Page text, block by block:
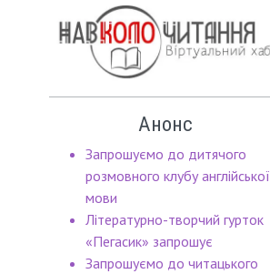
Анонс
Запрошуємо до дитячого
розмовного клубу англійської
мови
Літературно-творчий гурток
«Пегасик» запрошує
Запрошуємо до читацького